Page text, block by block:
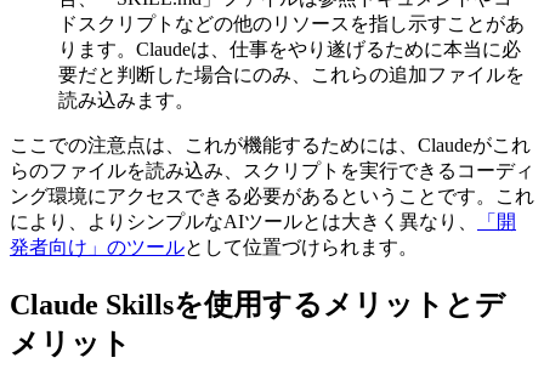
ドスクリプトなどの他のリソースを指し示すことがあ
ります。Claudeは、仕事をやり遂げるために本当に必
要だと判断した場合にのみ、これらの追加ファイルを
読み込みます。
ここでの注意点は、これが機能するためには、Claudeがこれ
らのファイルを読み込み、スクリプトを実行できるコーディ
ング環境にアクセスできる必要があるということです。これ
により、よりシンプルなAIツールとは大きく異なり、
「開
発者向け」のツールとして位置づけられます。
Claude Skillsを使用するメリットとデ
メリット